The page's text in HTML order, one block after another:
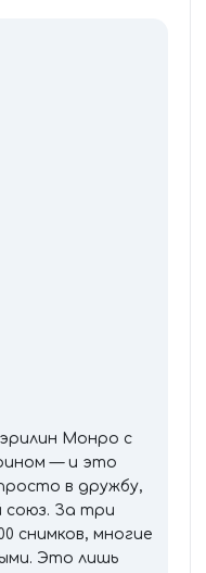
Монро с
— и это
в дружбу,
союз. За три
снимков, многие
Это лишь